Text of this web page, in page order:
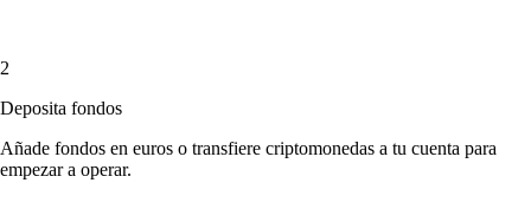
2
Deposita fondos
Añade fondos en euros o transfiere criptomonedas a tu cuenta para
empezar a operar.